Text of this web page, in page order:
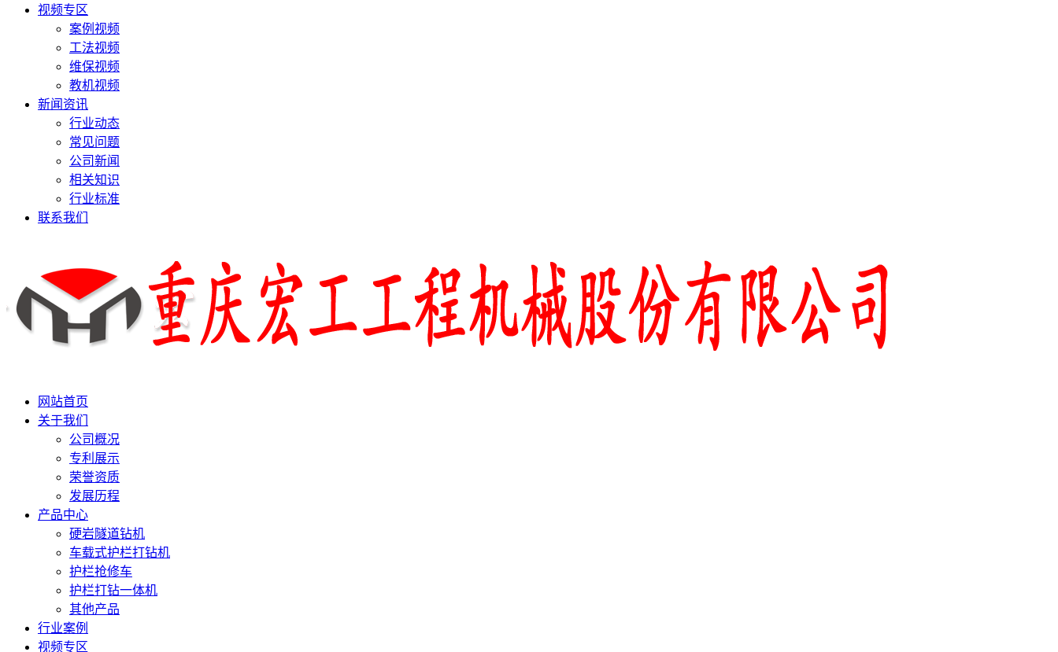
视频专区
案例视频
工法视频
维保视频
教机视频
新闻资讯
行业动态
常见问题
公司新闻
相关知识
行业标准
联系我们
网站首页
关于我们
公司概况
专利展示
荣誉资质
发展历程
产品中心
硬岩隧道钻机
车载式护栏打钻机
护栏抢修车
护栏打钻一体机
其他产品
行业案例
视频专区